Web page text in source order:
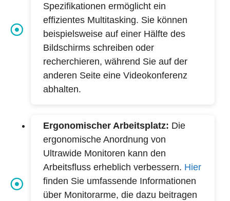
Spezifikationen ermöglicht ein
effizientes Multitasking. Sie können
beispielsweise auf einer Hälfte des
Bildschirms schreiben oder
recherchieren, während Sie auf der
anderen Seite eine Videokonferenz
abhalten.
Ergonomischer Arbeitsplatz: Die
ergonomische Anordnung von
Ultrawide Monitoren kann den
Arbeitsfluss erheblich verbessern. Hier
finden Sie umfassende Informationen
über Monitorarme, die dazu beitragen